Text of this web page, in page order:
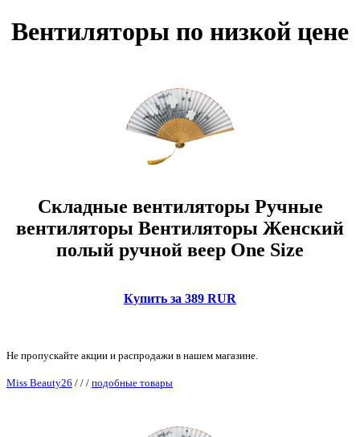
Вентиляторы по низкой цене
Складные вентиляторы Ручные
вентиляторы Вентиляторы Женский
полый ручной веер One Size
Купить за 389 RUR
Не пропускайте акции и распродажи в нашем магазине.
Miss Beauty26 / / / подобные товары